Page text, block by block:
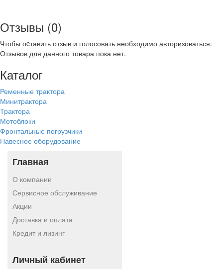
Отзывы (0)
Чтобы оcтавить отзыв и голосовать необходимо авторизоваться.
Отзывов для данного товара пока нет.
Каталог
Ременные трактора
Минитрактора
Трактора
Мотоблоки
Фронтальные погрузчики
Навесное оборудование
Главная
О компании
Сервисное обслуживание
Акции
Доставка и оплата
Кредит и лизинг
Личный кабинет